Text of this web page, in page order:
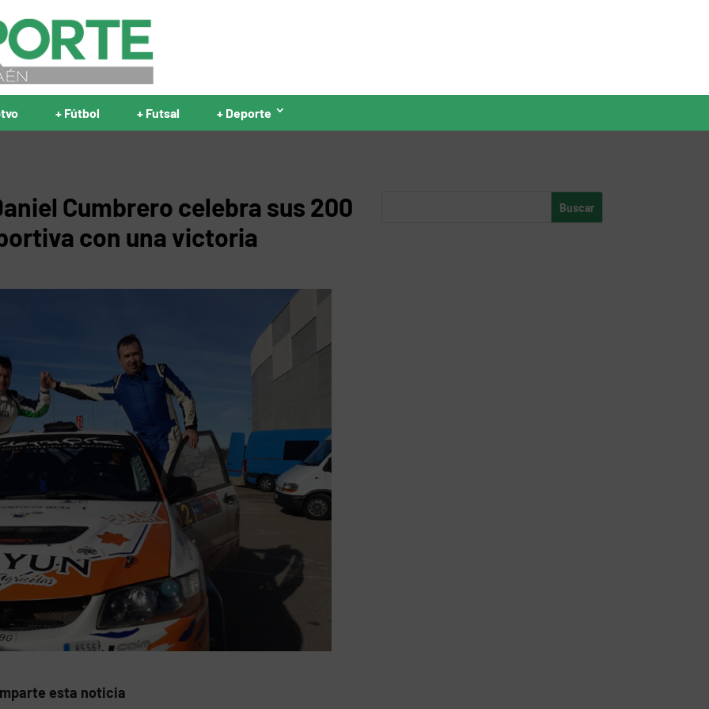
+ Fútbol + Futsal + Deporte
Cumbrero celebra sus 200
con una victoria
esta noticia